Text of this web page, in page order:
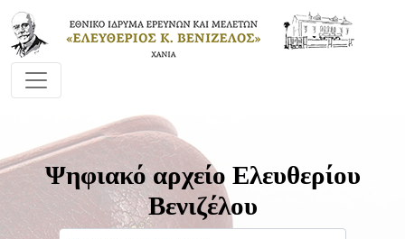
Ψηφιακό αρχείο Ελευθερίου
Βενιζέλου